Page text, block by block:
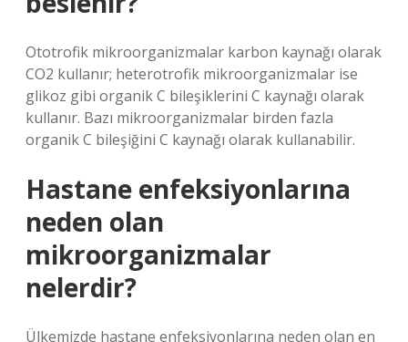
Ototrofik mikroorganizmalar karbon kaynağı olarak
CO2 kullanır; heterotrofik mikroorganizmalar ise
glikoz gibi organik C bileşiklerini C kaynağı olarak
kullanır. Bazı mikroorganizmalar birden fazla
organik C bileşiğini C kaynağı olarak kullanabilir.
Hastane enfeksiyonlarına
neden olan
mikroorganizmalar
nelerdir?
Ülkemizde hastane enfeksiyonlarına neden olan en